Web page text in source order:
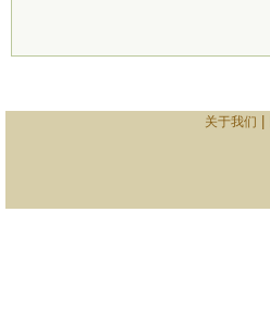
关于我们